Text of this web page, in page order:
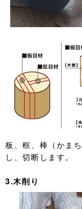
板、框、棒（かま
し、切断します。
3.木削り